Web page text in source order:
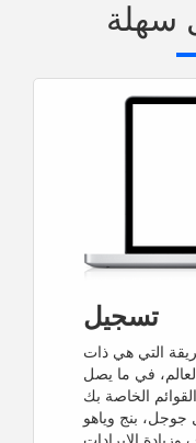
سهلة
تسجيل
التي هي ذات
في ما يصل
القوائم الخاصة بك
بنج وياهو